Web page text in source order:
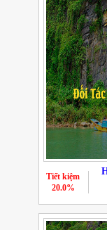
Tiết kiệm
20.0%